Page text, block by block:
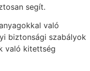
segít.
való
biztonsági szabályok
való kitettség